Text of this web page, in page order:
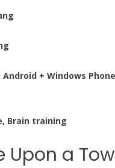
Android + Windows
Brain training
Upon a